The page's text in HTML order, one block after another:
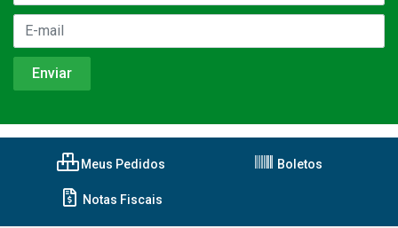
Meus Pedidos Boletos
Notas Fiscais